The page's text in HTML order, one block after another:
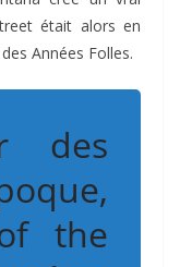
était alors en
Années Folles.
des
the